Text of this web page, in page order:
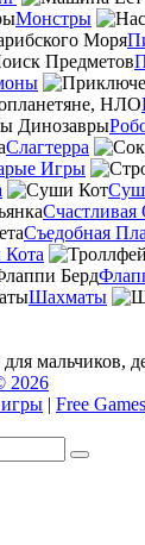
Монстры
Слагтерра
Игры
Счастливая
Съедобная
Кота
Шахматы
мальчиков,
2026
Free Games